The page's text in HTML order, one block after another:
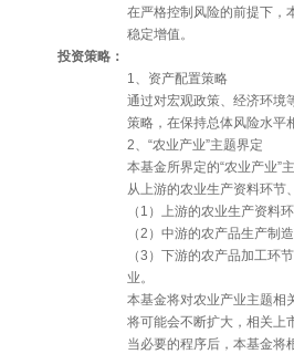
在严格控制风险的前提下，
稳定增值。
投资策略：
1、资产配置策略
通过对宏观政策、经济环境
策略，在保持总体风险水平
2、“农业产业”主题界定
本基金所界定的“农业产业”
从上游的农业生产资料环节
（1）上游的农业生产资料
（2）中游的农产品生产制
（3）下游的农产品加工环
业。
本基金将对农业产业主题相
将可能会不断扩大，相关上
当必要的程序后，本基金